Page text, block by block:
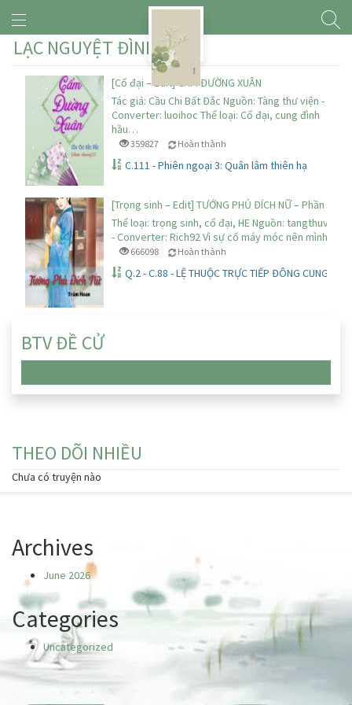
LẠC NGUYỆT ĐÌNH
[Cổ đại – Edit] CẨM ĐƯỜNG XUÂN
Tác giả: Cầu Chi Bất Đắc Nguồn: Tàng thư viện -
Converter: luoihoc Thể loại: Cổ đại, cung đình
hầu…
359827 Hoàn thành
C.111 - Phiên ngoại 3: Quân lâm thiên hạ
[Trọng sinh – Edit] TƯỚNG PHỦ ĐÍCH NỮ – Phần 1
Thể loại: trọng sinh, cổ đại, HE Nguồn:
- Converter: Rich92 Vì sự cố máy móc nên mình đã…
666098 Hoàn thành
Q.2 - C.88 - LỆ THUỘC TRỰC TIẾP ĐÔNG CUNG
BTV ĐỀ CỬ
THEO DÕI NHIỀU
Chưa có truyện nào
Archives
June 2026
Categories
Uncategorized